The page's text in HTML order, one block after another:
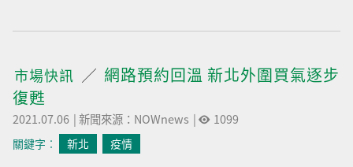
市場快訊
網路預約回溫 新北外圍買氣逐步
復甦
2021.07.06 |新聞來源：NOWnews | 1099
關鍵字︰ 新北 疫情